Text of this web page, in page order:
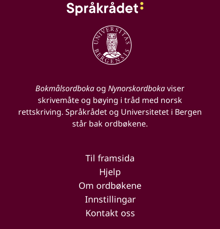
Bokmålsordbokaog Nynorskordbokaviser
skrivemåte og bøying i tråd med norsk
rettskriving. Språkrådet og Universitetet i Bergen
står bak ordbøkene.
Til framsida
Hjelp
Om ordbøkene
Innstillingar
Kontakt oss